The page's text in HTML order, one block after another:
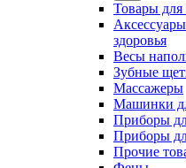
Товары для
здоровья
Весы
Зубные
Массажеры
Машинки
Приборы
Приборы
Прочие